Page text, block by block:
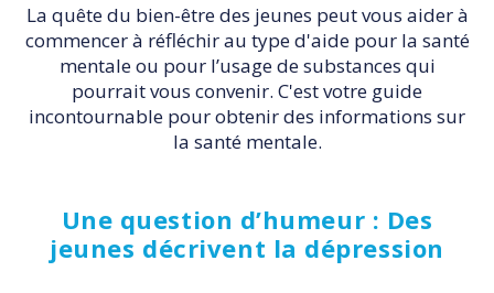
La quête du bien-être des jeunes peut vous aider à
commencer à réfléchir au type d'aide pour la santé
mentale ou pour l’usage de substances qui
pourrait vous convenir. C'est votre guide
incontournable pour obtenir des informations sur
la santé mentale.
Une question d’humeur : Des
jeunes décrivent la dépression